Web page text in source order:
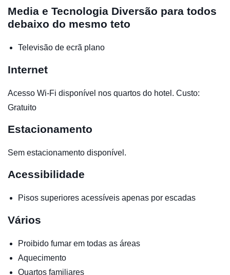
Media e Tecnologia Diversão para todos
debaixo do mesmo teto
Televisão de ecrã plano
Internet
Acesso Wi-Fi disponível nos quartos do hotel. Custo:
Gratuito
Estacionamento
Sem estacionamento disponível.
Acessibilidade
Pisos superiores acessíveis apenas por escadas
Vários
Proibido fumar em todas as áreas
Aquecimento
Quartos familiares